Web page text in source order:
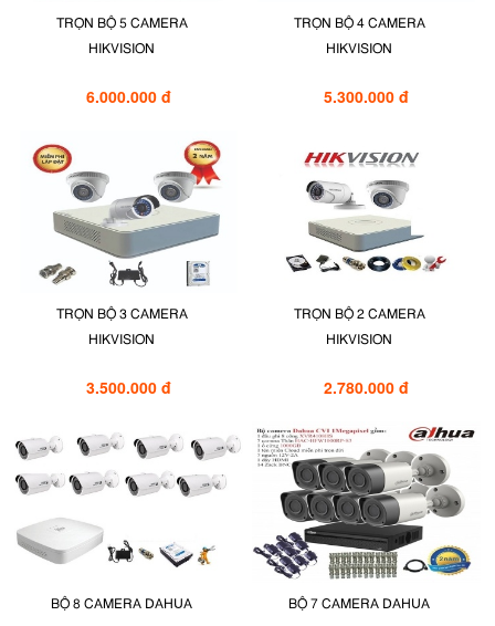
TRỌN BỘ 5 CAMERA
HIKVISION
6.000.000 đ
TRỌN BỘ 4 CAMERA
HIKVISION
5.300.000 đ
TRỌN BỘ 3 CAMERA
HIKVISION
3.500.000 đ
TRỌN BỘ 2 CAMERA
HIKVISION
2.780.000 đ
BỘ 8 CAMERA DAHUA BỘ 7 CAMERA DAHUA